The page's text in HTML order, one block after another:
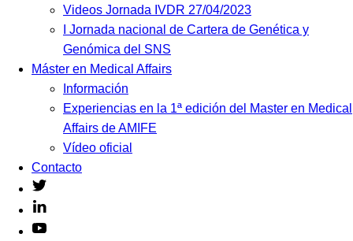
Videos Jornada IVDR 27/04/2023
I Jornada nacional de Cartera de Genética y
Genómica del SNS
Máster en Medical Affairs
Información
Experiencias en la 1ª edición del Master en Medical
Affairs de AMIFE
Vídeo oficial
Contacto